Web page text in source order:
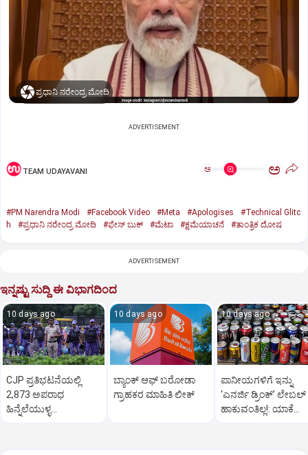
ಪ್ರಧಾನಿ ನರೇಂದ್ರ ಮೋದಿ
ADVERTISEMENT
TEAM UDAYAVANI ಅ ಅ
#PM Narendra Modi #Facebook Video #Meta #Apologises
#Technical Glitc
h
#ಪ್ರಧಾನಿ ನರೇಂದ್ರ ಮೋದಿ #ಫೇಸ್‌ ಬುಕ್‌ #ಮೆಟಾ #ಕ್ಷಮೆಯಾಚನೆ #ತಾಂತ್ರಿಕ ದೋಷ
ADVERTISEMENT
ಇನ್ನಷ್ಟು ಸುದ್ದಿ ಈ ವಿಭಾಗದಿಂದ
10 days ago
CJP ಪ್ರತಿಭಟನೆಯಲ್ಲಿ
2,873 ಅಪರಾಧ
ಹಿನ್ನೆಲೆಯುಳ್ಳ
10 days ago
ಬ್ಯಾಂಕ್ ಆಫ್ ಬರೋಡಾ
ಗ್ರಾಹಕರ ಮಾಹಿತಿ ಲೀಕ್
10 days ago
ಪಾನೀಯಗಳಿಗೆ ಇನ್ನು
‘ಎನರ್ಜಿ ಡ್ರಿಂಕ್’ ಲೇಬಲ್‌
ಹಾಕುವಂತಿಲ್ಲ!: ಯಾಕೆ